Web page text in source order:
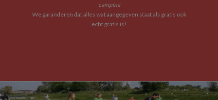
campina
We garanderen dat alles wat aangegeven staat als gratis ook
echt gratis is!